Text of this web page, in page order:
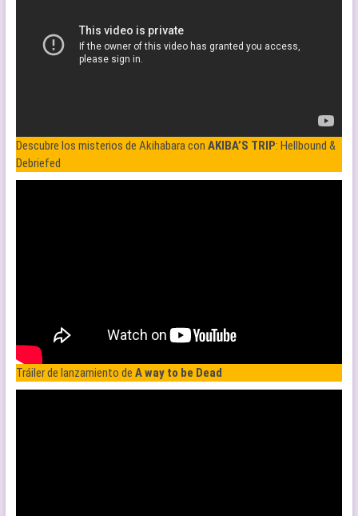
Descubre los misterios de Akihabara con AKIBA’S TRIP: Hellbound &
Debriefed
Tráiler de lanzamiento de A way to be Dead